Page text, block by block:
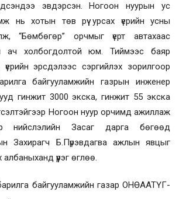
эвдэрсэн. Ногоон нуурын ус
нь хотын төв рүү урсах үерийн усны
“Бөмбөгөр” орчмыг үерт автахаас
ач холбогдолтой юм. Тиймээс баяр
эрсдэлээс сэргийлэх зорилгоор
байгууламжийн газрын инженер
гинжит 3000 экска, гинжит 55 экска
Ногоон нуур орчимд ажиллаж
нийслэлийн Засаг дарга бөгөөд
Захирагч Б.Пүрэвдагва ажлын явцыг
үүрэг өглөө.
байгууламжийн газар ОНӨААТҮГ-